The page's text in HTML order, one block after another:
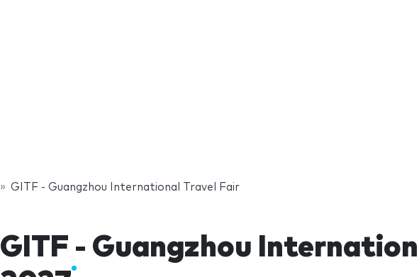
GITF - Guangzhou International Travel Fair
GITF - Guangzhou